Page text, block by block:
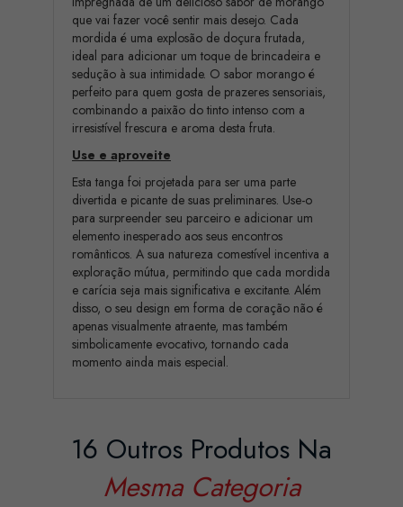
que vai fazer você sentir mais desejo. Cada
mordida é uma explosão de doçura frutada,
ideal para adicionar um toque de brincadeira e
sedução à sua intimidade. O sabor morango é
perfeito para quem gosta de prazeres sensoriais,
combinando a paixão do tinto intenso com a
irresistível frescura e aroma desta fruta.
Use e aproveite
Esta tanga foi projetada para ser uma parte
divertida e picante de suas preliminares. Use-o
para surpreender seu parceiro e adicionar um
elemento inesperado aos seus encontros
românticos. A sua natureza comestível incentiva a
exploração mútua, permitindo que cada mordida
e carícia seja mais significativa e excitante. Além
disso, o seu design em forma de coração não é
apenas visualmente atraente, mas também
simbolicamente evocativo, tornando cada
momento ainda mais especial.
16 Outros Produtos Na
Mesma Categoria